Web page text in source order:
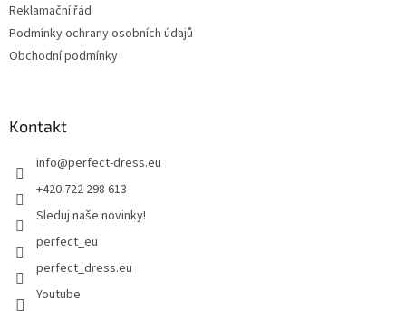
Reklamační řád
Podmínky ochrany osobních údajů
Obchodní podmínky
Kontakt
info@perfect-dress.eu
+420 722 298 613
Sleduj naše novinky!
perfect_eu
perfect_dress.eu
Youtube